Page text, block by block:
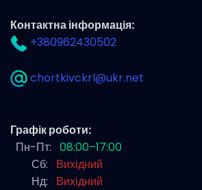
Контактна інформація:
+380962430502
chortkivckrl@ukr.net
Графік роботи:
Пн-Пт: 08:00–17:00
Сб:
Вихідний
Нд:
Вихідний